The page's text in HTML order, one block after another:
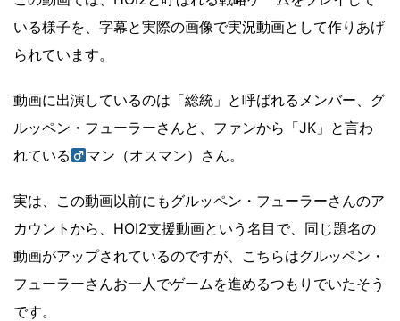
いる様子を、字幕と実際の画像で実況動画として作りあげ
られています。
動画に出演しているのは「総統」と呼ばれるメンバー、グ
ルッペン・フューラーさんと、ファンから「JK」と言わ
れている
マン（オスマン）さん。
実は、この動画以前にもグルッペン・フューラーさんのア
カウントから、HOI2支援動画という名目で、同じ題名の
動画がアップされているのですが、こちらはグルッペン・
フューラーさんお一人でゲームを進めるつもりでいたそう
です。